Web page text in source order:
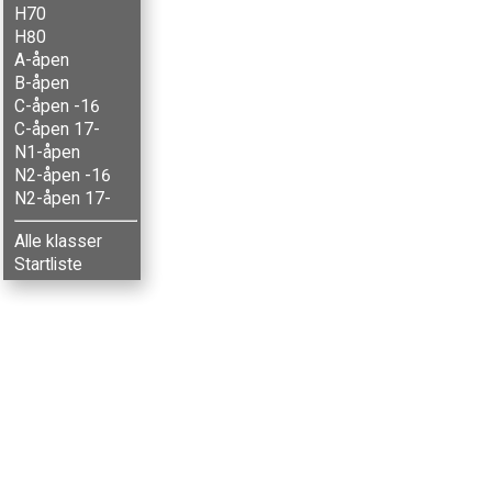
H70
H80
A-åpen
B-åpen
C-åpen -16
C-åpen 17-
N1-åpen
N2-åpen -16
N2-åpen 17-
Alle klasser
Startliste